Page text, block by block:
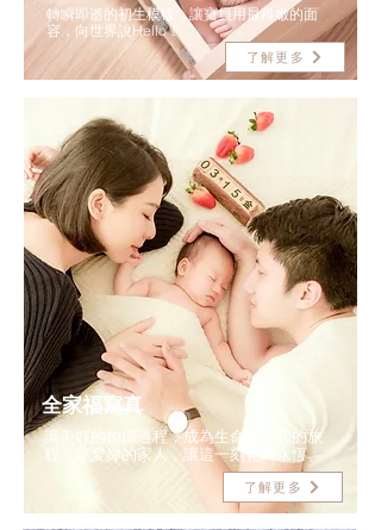
轉瞬即逝的初生模樣，讓寶貝 用最稚嫩的面
容，向世界說Hello！
了解更多
全家福寫真
讓美好的拍攝過程，成為生命中難忘的旅
程，​寵愛妳的家人，讓這一刻化為永恆。
了解更多